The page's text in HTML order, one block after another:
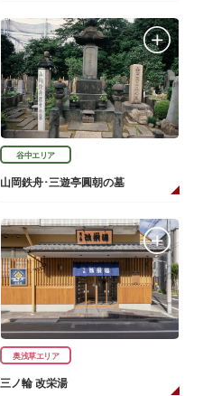
谷中エリア
山岡鉄舟･三遊亭圓朝の墓
奥浅草エリア
三ノ輪 改栄湯